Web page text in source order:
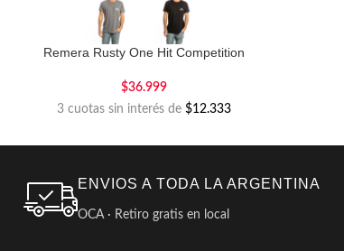
Remera Rusty One Hit Competition
$36.999
3 cuotas sin interés de$12.333
ENVIOS A TODA LA ARGENTINA
OCA · Retiro gratis en local